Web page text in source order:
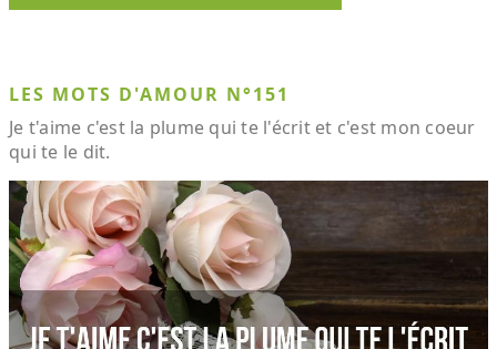
LES MOTS D'AMOUR N°151
Je t'aime c'est la plume qui te l'écrit et c'est mon coeur
qui te le dit.